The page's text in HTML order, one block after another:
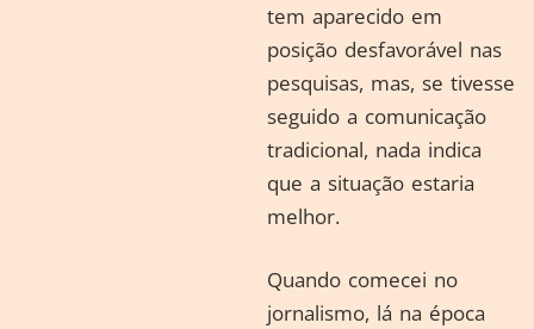
tem aparecido em
posição desfavorável nas
pesquisas, mas, se tivesse
seguido a comunicação
tradicional, nada indica
que a situação estaria
melhor.
Quando comecei no
jornalismo, lá na época